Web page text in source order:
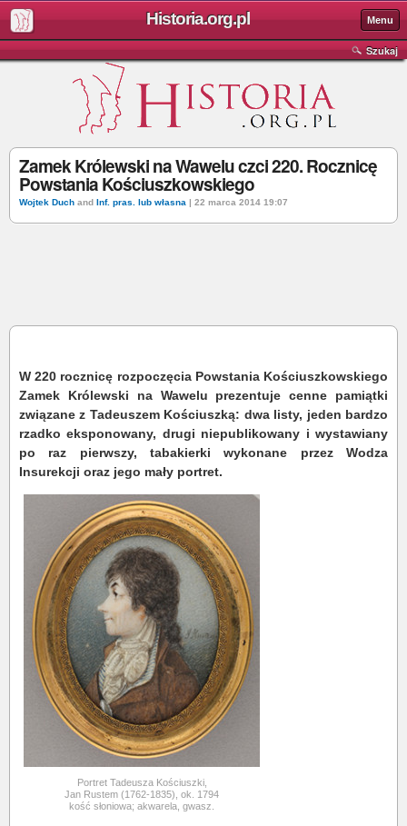
Historia.org.pl Menu
Szukaj
Zamek Królewski na Wawelu czci 220. Rocznicę
Powstania Kościuszkowskiego
Wojtek Duch and Inf. pras. lub własna | 22 marca 2014 19:07
W 220 rocznicę rozpoczęcia Powstania Kościuszkowskiego
Zamek Królewski na Wawelu prezentuje cenne pamiątki
związane z Tadeuszem Kościuszką: dwa listy, jeden bardzo
rzadko eksponowany, drugi niepublikowany i wystawiany
po raz pierwszy, tabakierki wykonane przez Wodza
Insurekcji oraz jego mały portret.
Portret Tadeusza Kościuszki,
Jan Rustem (1762-1835), ok. 1794
kość słoniowa; akwarela, gwasz.